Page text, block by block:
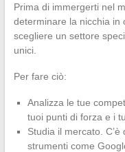
Prima di immergerti nel
determinare la nicchia in
scegliere un settore
unici.
Per fare ciò:
Analizza le tue
tuoi punti di forza e i
Studia il mercato.
strumenti come